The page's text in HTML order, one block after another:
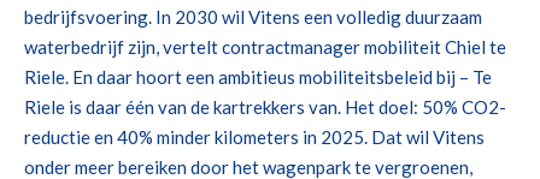
bedrijfsvoering. In 2030 wil Vitens een volledig duurzaam
waterbedrijf zijn, vertelt contractmanager mobiliteit Chiel te
Riele. En daar hoort een ambitieus mobiliteitsbeleid bij – Te
Riele is daar één van de kartrekkers van. Het doel: 50% CO2-
reductie en 40% minder kilometers in 2025. Dat wil Vitens
onder meer bereiken door het wagenpark te vergroenen,